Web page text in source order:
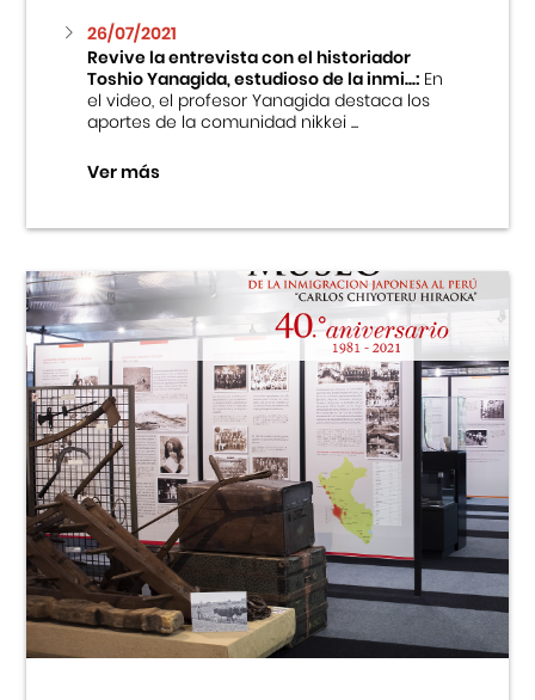
26/07/2021
Revive la entrevista con el historiador
Toshio Yanagida, estudioso de la inmi...:En
el video, el profesor Yanagida destaca los
aportes de la comunidad nikkei ...
Ver más